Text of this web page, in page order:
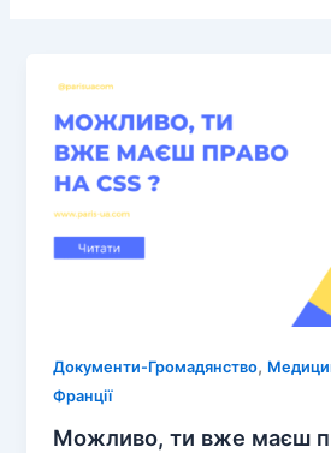
Документи-Громадянство,
Франції
Можливо, ти вже маєш